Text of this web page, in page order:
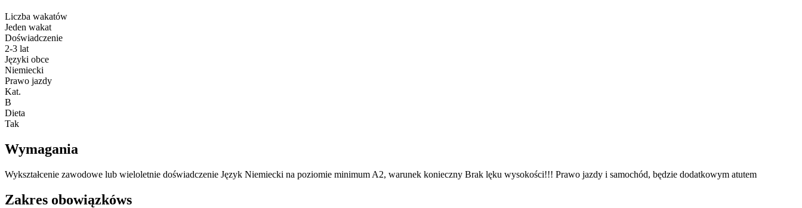
Liczba wakatów
Jeden wakat
Doświadczenie
2-3 lat
Języki obce
Niemiecki
Prawo jazdy
Kat.
B
Dieta
Tak
Wymagania
Wykształcenie zawodowe lub wieloletnie doświadczenie Język Niemiecki na poziomie minimum A2, warunek konieczny Brak lęku wysokości!!! Prawo jazdy i samochód, będzie dodatkowym atutem
Zakres obowiązkóws